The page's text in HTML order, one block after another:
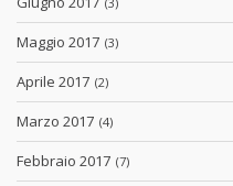
Maggio 2017 (3)
Aprile 2017 (2)
Marzo 2017 (4)
Febbraio 2017 (7)